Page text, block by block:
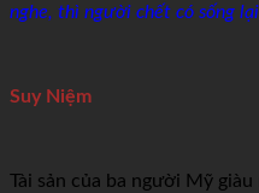
nghe, thì người chết có sống
Suy Niệm
Tài sản của ba người Mỹ